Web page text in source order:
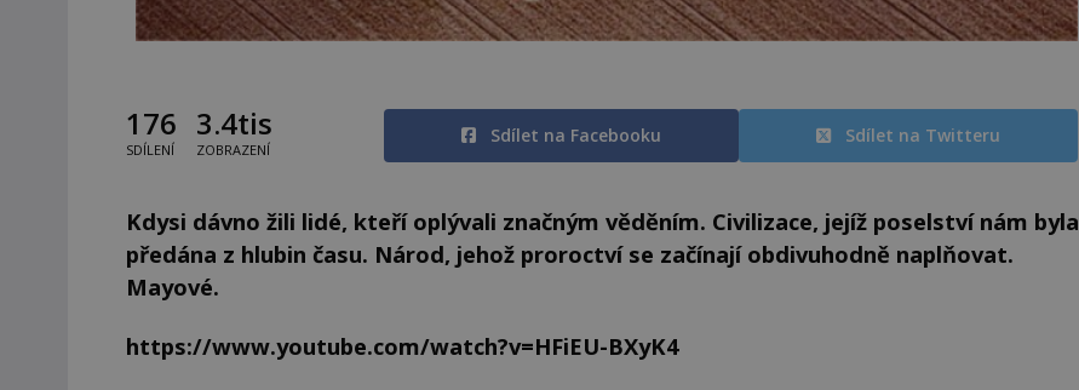
176
SDÍLENÍ
3.4tis
ZOBRAZENÍ
Sdílet na Facebooku Sdílet na Twitteru
Kdysi dávno žili lidé, kteří oplývali značným věděním. Civilizace, jejíž poselství nám byla
předána z hlubin času. Národ, jehož proroctví se začínají obdivuhodně naplňovat.
Mayové.
https://www.youtube.com/watch?v=HFiEU-BXyK4